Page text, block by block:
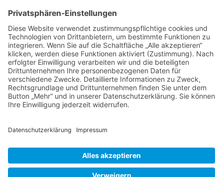
Willkommen” in der historischen Ming-Zeit
Chinas! “Unmöglich”, denkt Ihr? “Was hat ein
…Der
chinesische
Garten
”
Das
verborgene
Reich
Ming
Liebe Leser! Ihr könnt euch per E-Mail
informieren lassen, wenn neue Artikel auf
Wurzerlsgarten erscheinen.Folgt dafür einfach
diesem Link und gebt dort eure E-Mailadresse
10. November 2023